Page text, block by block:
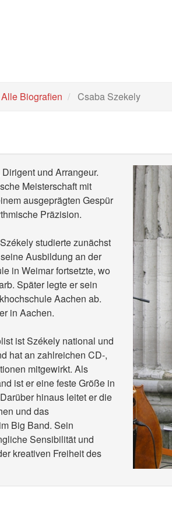
Alle Biografien Csaba Szekely
und Arrangeur.
Meisterschaft mit
ausgeprägten Gespür
Präzision.
studierte zunächst
Ausbildung an der
in Weimar fortsetzte, wo
Später legte er sein
Aachen ab.
in Aachen.
ist Székely national und
hat an zahlreichen CD-,
mitgewirkt. Als
ist er eine feste Größe in
hinaus leitet er die
und das
Big Band. Sein
Sensibilität und
kreativen Freiheit des